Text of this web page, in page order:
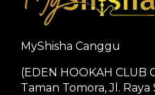
MyShisha Canggu
(EDEN HOOKAH CLUB
Taman Tomora, Jl.